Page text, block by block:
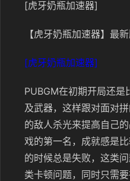
[虎牙奶瓶加速器]
【虎牙奶瓶加速器】最
[虎牙奶瓶加速器]
PUBGM在初期开局还
及武器，这样跟对面对
的敌人杀光来提高自己
戏的第一名，成就感是
的时候总是失败，这类
类卡顿问题，同时只需